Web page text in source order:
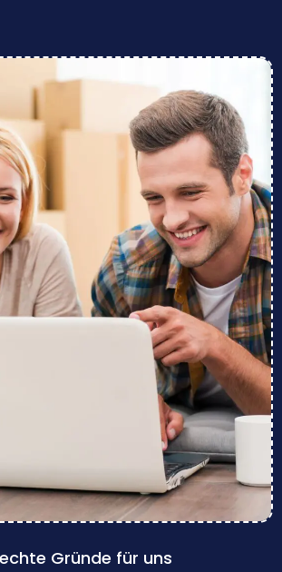
Gründe für uns